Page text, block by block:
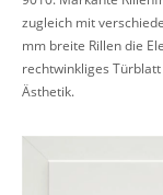
zugleich mit
mm breite Rillen die
rechtwinkliges
Ästhetik.